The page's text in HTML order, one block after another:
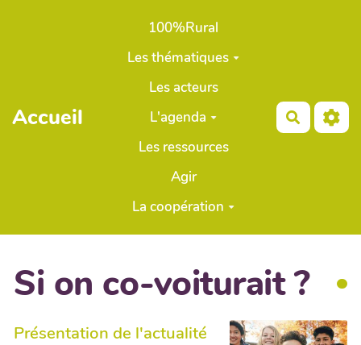
Aller au contenu principal
Accueil
100%Rural
Les thématiques
Les acteurs
L'agenda
Les ressources
Agir
La coopération
Si on co-voiturait ?
Présentation de l'actualité